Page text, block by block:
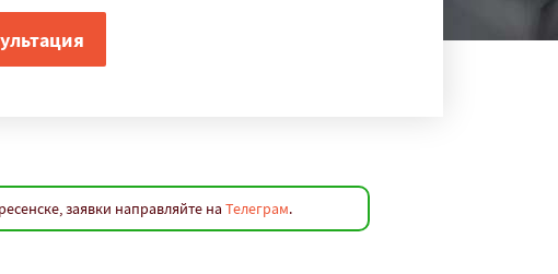
заявки направляйте на Телеграм.